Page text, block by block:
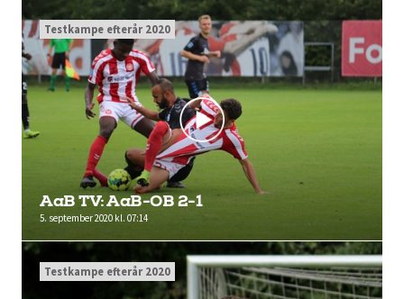
AaB TV: AaB-OB 2-1
5. september 2020 kl. 07:14
Testkampe efterår 2020
Testkampe efterår 2020